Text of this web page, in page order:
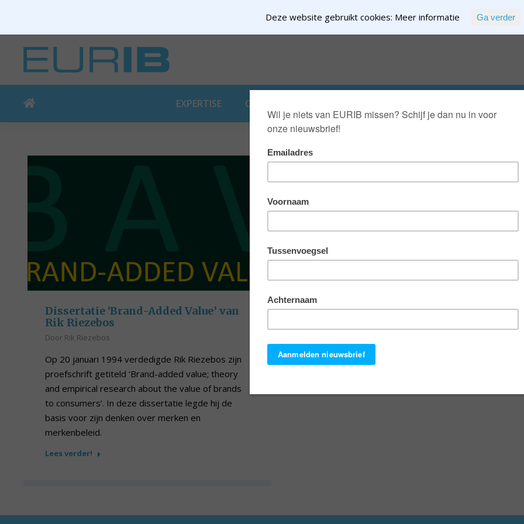
EXPERTISE CONTENT
Dissertatie ‘Brand-Added Value’ van
Rik Riezebos
Door Rik Riezebos
Op 20 januari 1994 verdedigde Rik Riezebos zijn
proefschrift getiteld ‘Brand-added value; theory
and empirical research about the value of brands
to consumers’. In deze dissertatie legde hij de
basis voor zijn denken over merken en
merkenbeleid.
Lees verder!
Deze website gebruikt cookies: Meer informatie Ga verder
EXPERTISE